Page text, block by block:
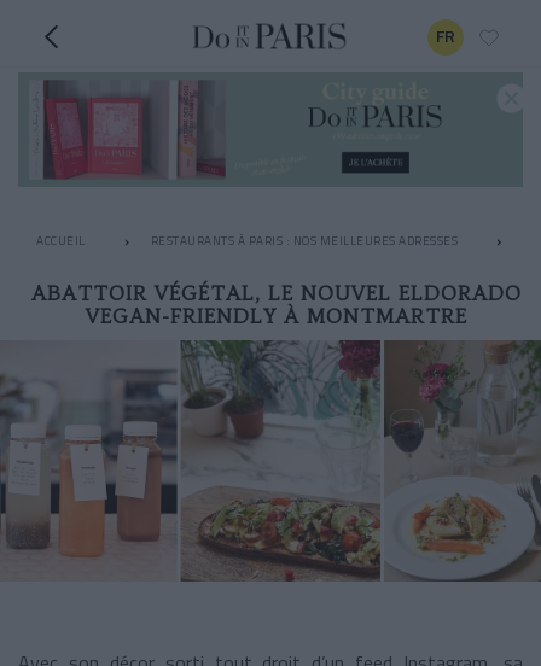
FR
ACCUEIL RESTAURANTS À PARIS : NOS MEILLEURES ADRESSES
ABATTOIR VÉGÉTAL, LE NOUVEL ELDORADO
VEGAN-FRIENDLY À MONTMARTRE